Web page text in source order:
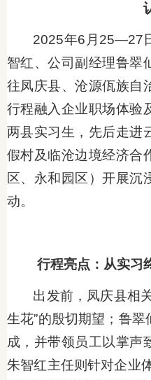
2025年6月25—27
智红、公司副经理鲁翠
往凤庆县、沧源佤族自
行程融入企业职场体验
两县实习生，先后走进
假村及临沧边境经济合
区、永和园区）开展沉
动。
行程亮点：从实习
出发前，凤庆县相
生花”的殷切期望；鲁
成，并带领员工以掌声
朱智红主任则针对企业